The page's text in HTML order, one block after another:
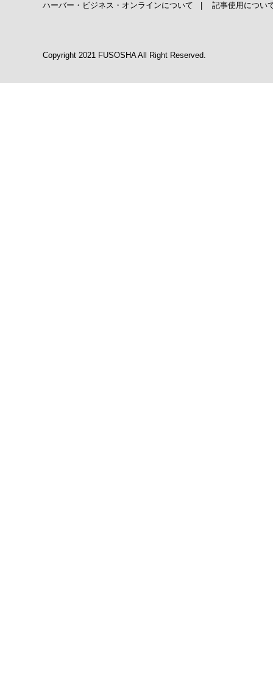
ハーバー・ビジネス・オンラインについて 記事使用につい
Copyright 2021 FUSOSHA All Right Reserved.